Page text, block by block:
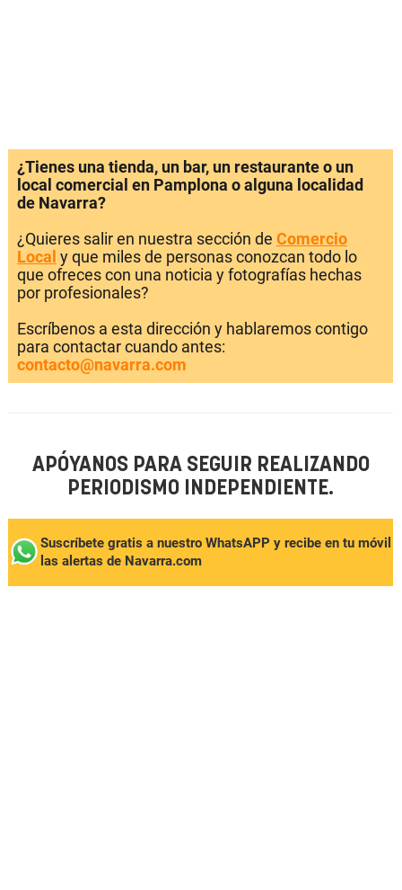
¿Tienes una tienda, un bar, un restaurante o un
local comercial en Pamplona o alguna localidad
de Navarra?
¿Quieres salir en nuestra sección de Comercio
Local y que miles de personas conozcan todo lo
que ofreces con una noticia y fotografías hechas
por profesionales?
Escríbenos a esta dirección y hablaremos contigo
para contactar cuando antes:
contacto@navarra.com
APÓYANOS PARA SEGUIR REALIZANDO
PERIODISMO INDEPENDIENTE.
Suscríbete gratis a nuestro WhatsAPP y recibe en tu móvil
las alertas de Navarra.com